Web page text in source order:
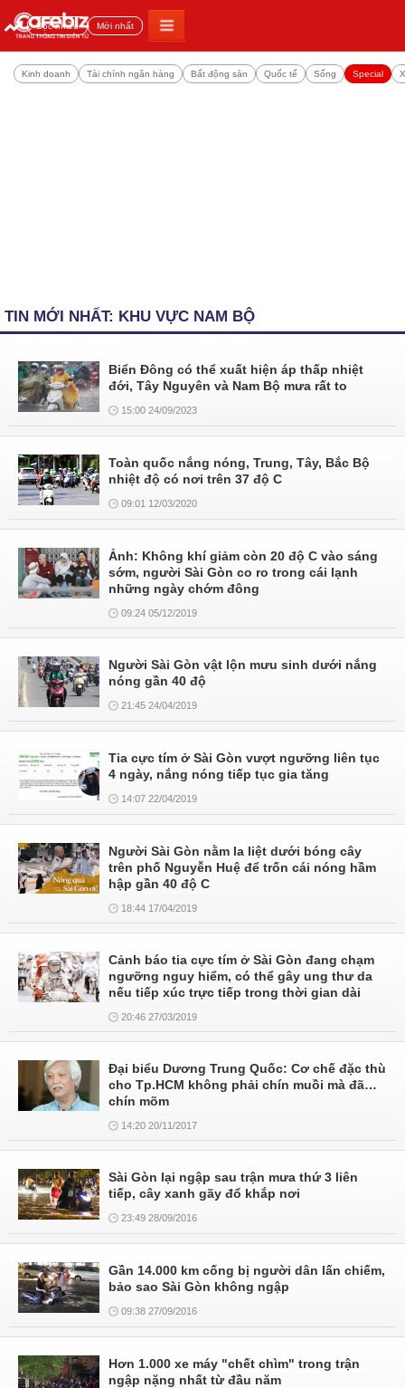
Đọc nhiều Mới nhất
Kinh doanh Tài chính ngân hàng Bất động sản Quốc tế Sống Special
TIN MỚI NHẤT: KHU VỰC NAM BỘ
Biển Đông có thể xuất hiện áp thấp nhiệt
đới, Tây Nguyên và Nam Bộ mưa rất to
15:00 24/09/2023
Toàn quốc nắng nóng, Trung, Tây, Bắc Bộ
nhiệt độ có nơi trên 37 độ C
09:01 12/03/2020
Ảnh: Không khí giảm còn 20 độ C vào sáng
sớm, người Sài Gòn co ro trong cái lạnh
những ngày chớm đông
09:24 05/12/2019
Người Sài Gòn vật lộn mưu sinh dưới nắng
nóng gần 40 độ
21:45 24/04/2019
Tia cực tím ở Sài Gòn vượt ngưỡng liên tục
4 ngày, nắng nóng tiếp tục gia tăng
14:07 22/04/2019
Người Sài Gòn nằm la liệt dưới bóng cây
trên phố Nguyễn Huệ để trốn cái nóng hầm
hập gần 40 độ C
18:44 17/04/2019
Cảnh báo tia cực tím ở Sài Gòn đang chạm
ngưỡng nguy hiểm, có thể gây ung thư da
nếu tiếp xúc trực tiếp trong thời gian dài
20:46 27/03/2019
Đại biểu Dương Trung Quốc: Cơ chế đặc thù
cho Tp.HCM không phải chín muồi mà đã…
chín mõm
14:20 20/11/2017
Sài Gòn lại ngập sau trận mưa thứ 3 liên
tiếp, cây xanh gãy đổ khắp nơi
23:49 28/09/2016
Gần 14.000 km cống bị người dân lấn chiếm,
bảo sao Sài Gòn không ngập
09:38 27/09/2016
Hơn 1.000 xe máy "chết chìm" trong trận
ngập nặng nhất từ đầu năm